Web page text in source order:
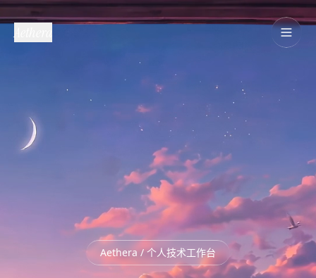
Aethera / 个人技术工作台